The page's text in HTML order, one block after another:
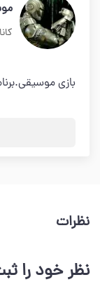
بازی
نظرات
نظر خود را